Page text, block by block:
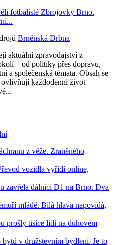
fotbalisté Zbrojovky Brno.
Brněnská Drbna
aktuální zpravodajství z
– od politiky přes dopravu,
a společenská témata. Obsah se
ovlivňují každodenní život
z věže. Zraněného
vozidla vyřídí online,
zavřela dálnici D1 na Brno. Dva
mládě. Bílá hlava napovídá,
prošly tisíce lidí na duhovém
v družstevním bydlení. Je to